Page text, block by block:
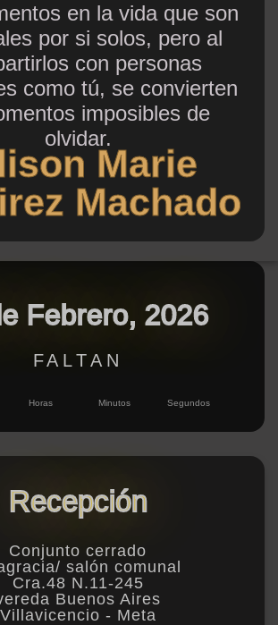
en la vida que son
por si solos, pero al
con personas
como tú, se convierten
imposibles de
olvidar.
Marie
Machado
Febrero, 2026
FALTAN
Horas Minutos Segundos
Recepción
Conjunto cerrado
salón comunal
Cra.48 N.11-245
Buenos Aires
Villavicencio - Meta